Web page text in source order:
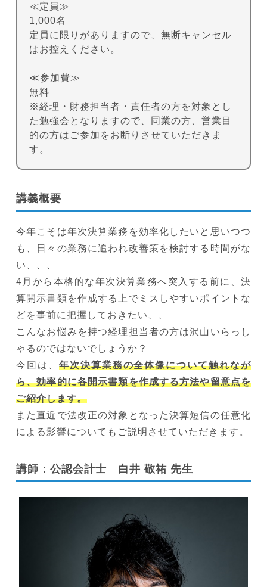
≪定員≫
1,000名
定員に限りがありますので、無断キャンセル
はお控えください。
≪参加費≫
無料
※経理・財務担当者・責任者の方を対象とし
た勉強会となりますので、同業の方、営業目
的の方はご参加をお断りさせていただきま
す。
講義概要
今年こそは年次決算業務を効率化したいと思いつつ
も、日々の業務に追われ改善策を検討する時間がな
い、、、
4月から本格的な年次決算業務へ突入する前に、決
算開示書類を作成する上でミスしやすいポイントな
どを事前に把握しておきたい、、
こんなお悩みを持つ経理担当者の方は沢山いらっし
ゃるのではないでしょうか？
今回は、 年次決算業務の全体像について触れなが
ら、効率的に各開示書類を作成する方法や留意点を
ご紹介します。
また直近で法改正の対象となった決算短信の任意化
による影響についてもご説明させていただきます。
講師：公認会計士 白井 敬祐 先生